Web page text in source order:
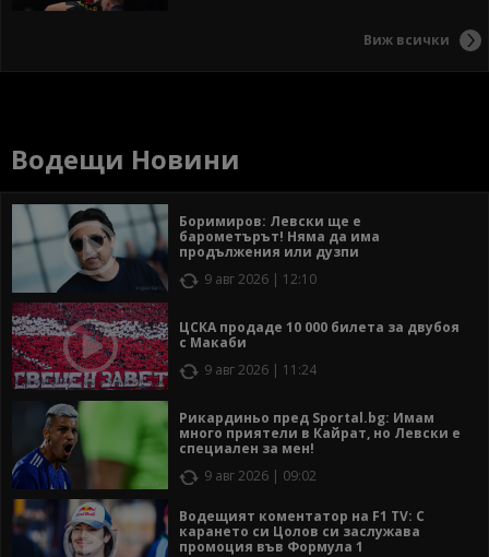
Виж всички
Водещи Новини
Боримиров: Левски ще е
барометърът! Няма да има
продължения или дузпи
9 авг 2026 | 12:10
ЦСКА продаде 10 000 билета за двубоя
с Макаби
9 авг 2026 | 11:24
Рикардиньо пред Sportal.bg: Имам
много приятели в Кайрат, но Левски е
специален за мен!
9 авг 2026 | 09:02
Водещият коментатор на F1 TV: С
карането си Цолов си заслужава
промоция във Формула 1